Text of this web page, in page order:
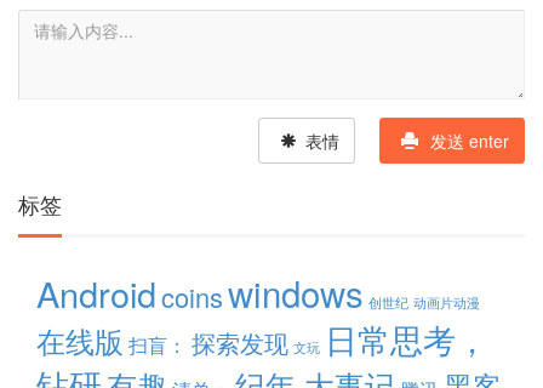
表情 发送 enter
标签
Androidcoinswindows 创世纪 动画片动漫
在线版 扫盲： 探索发现 文玩 日常思考，